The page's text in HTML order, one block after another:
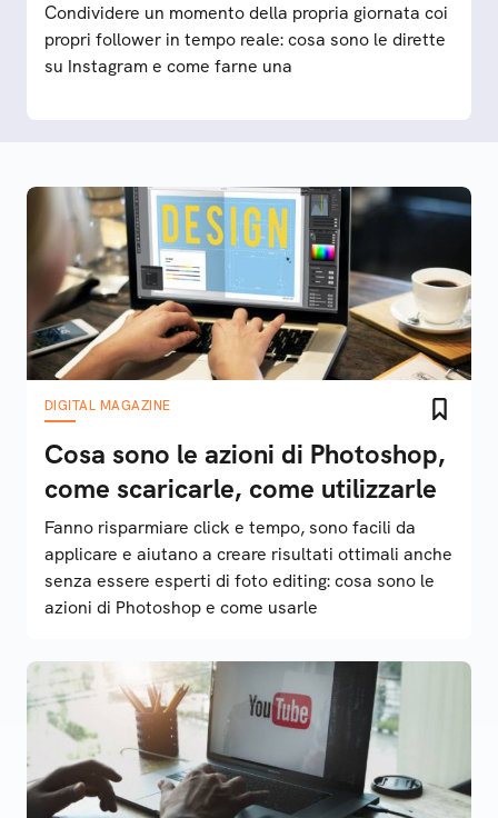
Condividere un momento della propria giornata coi
propri follower in tempo reale: cosa sono le dirette
su Instagram e come farne una
DIGITAL MAGAZINE
Cosa sono le azioni di Photoshop,
come scaricarle, come utilizzarle
Fanno risparmiare click e tempo, sono facili da
applicare e aiutano a creare risultati ottimali anche
senza essere esperti di foto editing: cosa sono le
azioni di Photoshop e come usarle